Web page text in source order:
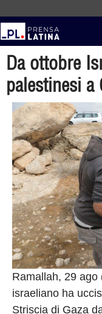
Da ottobre
palestinesi a
Ramallah, 29 ago
israeliano ha
Striscia di Gaza